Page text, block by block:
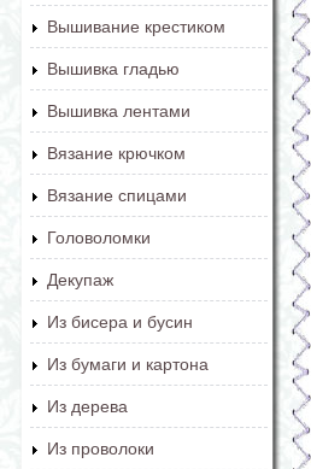
Вышивание крестиком
Вышивка гладью
Вышивка лентами
Вязание крючком
Вязание спицами
Головоломки
Декупаж
Из бисера и бусин
Из бумаги и картона
Из дерева
Из проволоки